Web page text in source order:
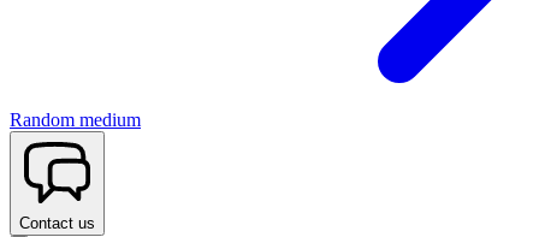
Random medium
Contact us